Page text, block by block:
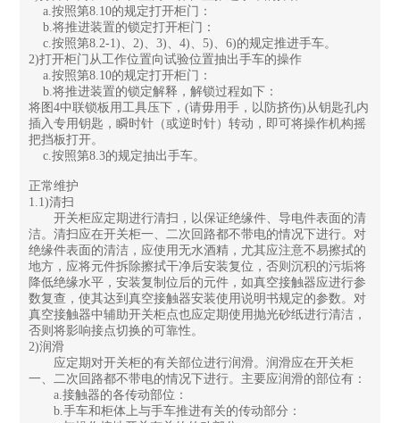
a.按照第8.10的规定打开柜门：
b.将推进装置的锁定打开柜门：
c.按照第8.2-1)、2)、3)、4)、5)、6)的规定推进手车。
2)打开柜门从工作位置向试验位置抽出手车的操作
a.按照第8.10的规定打开柜门：
b.将推进装置的锁定解释，解锁过程如下：
将图4中联锁板用工具压下，(请毋用手，以防挤伤)从钥匙孔内
插入专用钥匙，瞬时针（或逆时针）转动，即可将操作机构摇
把挡板打开。
c.按照第8.3的规定抽出手车。
正常维护
1.1)清扫
开关柜应定期进行清扫，以保证绝缘件、导电件表面的清
洁。清扫应在开关柜一、二次回路都不带电的情况下进行。对
绝缘件表面的清洁，应使用无水酒精，尤其应注意不易擦拭的
地方，应将元件拆除擦拭干净后安装复位，否则沉积的污垢将
降低绝缘水平，安装复制位后的元件，如真空接触器应进行参
数复查，使其达到真空接触器安装使用说明书规定的参数。对
真空接触器中辅助开关柜点也应定期使用抛光砂纸进行清洁，
否则将影响接点切换的可靠性。
2)润滑
应定期对开关柜的有关部位进行润滑。润滑应在开关柜
一、二次回路都不带电的情况下进行。主要应润滑的部位有：
a.接触器的各传动部位：
b.手车和柜体上与手车推进有关的传动部分：